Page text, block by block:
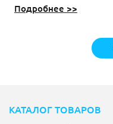
Подробнее >>
КАТАЛОГ ТОВАРОВ